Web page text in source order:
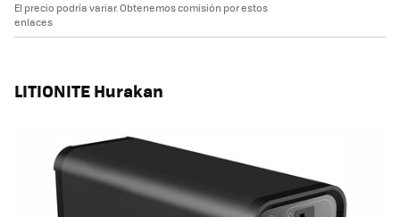
El precio podría variar. Obtenemos comisión por estos
enlaces
LITIONITE Hurakan